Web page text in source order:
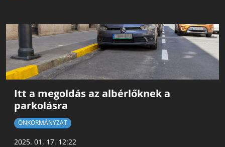
Itt a megoldás az albérlőknek a
parkolásra
ÖNKORMÁNYZAT
2025. 01. 17. 12:22